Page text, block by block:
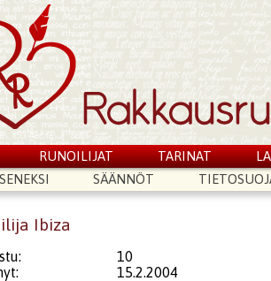
RUNOILIJAT TARINAT
SÄÄNNÖT
Ibiza
10
15.2.2004